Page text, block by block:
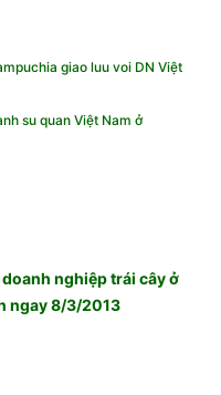
giao luu voi DN Việt
su quan Việt Nam ở
nghiệp trái cây ở
ngay 8/3/2013